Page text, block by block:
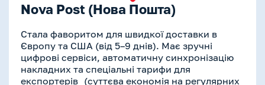
Nova Post (Нова Пошта)
Стала фаворитом для швидкої доставки в
Європу та США (від 5–9 днів). Має зручні
цифрові сервіси, автоматичну синхронізацію
накладних та спеціальні тарифи для
експортерів (суттєва економія на регулярних